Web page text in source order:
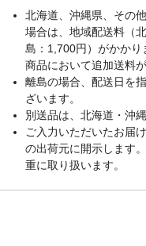
北海道、沖縄県、その
場合は、地域配送料（
島：1,700円）がかか
商品において追加送料
離島の場合、配送日を
ざいます。
別送品は、北海道・沖
ご入力いただいたお届
の出荷元に開示します
重に取り扱います。